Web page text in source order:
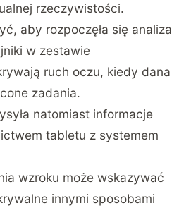
rzeczywistości.
aby rozpoczęła się analiza
w zestawie
ruch oczu, kiedy dana
zadania.
natomiast informacje
tabletu z systemem
wzroku może wskazywać
innymi sposobami